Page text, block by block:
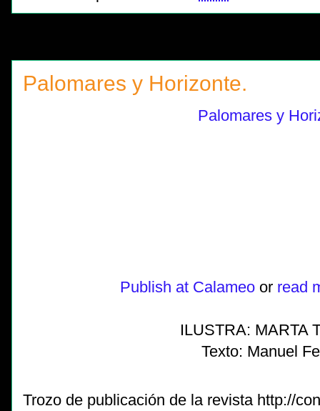
Palomares y Horizonte.
Palomares y
Publish at Calameoor read
ILUSTRA: MARTA
Texto: Manuel
Trozo de publicación de la revista http://